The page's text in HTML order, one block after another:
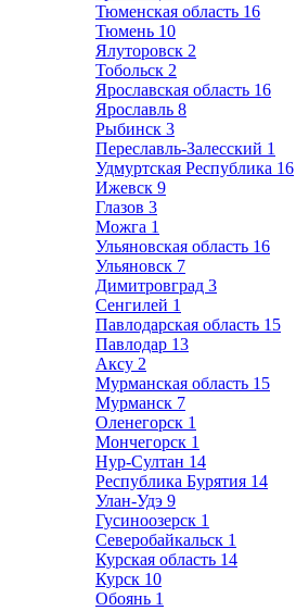
Тюменская область 16
Тюмень 10
Ялуторовск 2
Тобольск 2
Ярославская область 16
Ярославль 8
Рыбинск 3
Переславль-Залесский 1
Удмуртская Республика 16
Ижевск 9
Глазов 3
Можга 1
Ульяновская область 16
Ульяновск 7
Димитровград 3
Сенгилей 1
Павлодарская область 15
Павлодар 13
Аксу 2
Мурманская область 15
Мурманск 7
Оленегорск 1
Мончегорск 1
Нур-Султан 14
Республика Бурятия 14
Улан-Удэ 9
Гусиноозерск 1
Северобайкальск 1
Курская область 14
Курск 10
Обоянь 1